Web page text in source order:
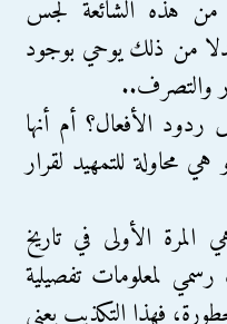
من هذه الشائعة لجس
من ذلك يوحي بوجود
والتصرف..
الأفعال؟ أم أنها
محاولة للتمهيد لقرار
الأولى في تاريخ
لمعلومات تفصيلية
فهذا التكذيب يعني